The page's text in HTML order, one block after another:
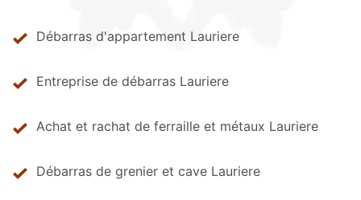
Débarras d'appartement Lauriere
Entreprise de débarras Lauriere
Achat et rachat de ferraille et métaux Lauriere
Débarras de grenier et cave Lauriere